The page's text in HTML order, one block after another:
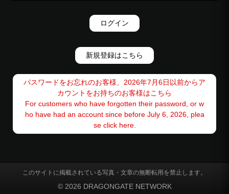
ログイン
新規登録はこちら
パスワードをお忘れのお客様、2026年7月6日以前からア
カウントをお持ちのお客様はこちら
For customers who have forgotten their password, or w
ho have had an account since before July 6, 2026, plea
se click here.
このサイトに掲載されている写真・文章の無断転用を禁止します。
© 2026 DRAGONGATE NETWORK